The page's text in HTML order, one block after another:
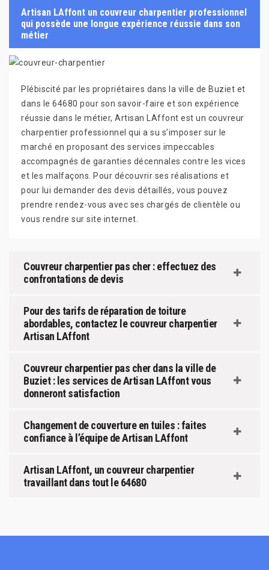
Artisan LAffont un couvreur charpentier professionnel
qui possède une longue expérience réussie dans son
métier
Plébiscité par les propriétaires dans la ville de Buziet et
dans le 64680 pour son savoir-faire et son expérience
réussie dans le métier, Artisan LAffont est un couvreur
charpentier professionnel qui a su s’imposer sur le
marché en proposant des services impeccables
accompagnés de garanties décennales contre les vices
et les malfaçons. Pour découvrir ses réalisations et
pour lui demander des devis détaillés, vous pouvez
prendre rendez-vous avec ses chargés de clientèle ou
vous rendre sur site internet.
Couvreur charpentier pas cher : effectuez des
confrontations de devis
Pour des tarifs de réparation de toiture
abordables, contactez le couvreur charpentier
Artisan LAffont
Couvreur charpentier pas cher dans la ville de
Buziet : les services de Artisan LAffont vous
donneront satisfaction
Changement de couverture en tuiles : faites
confiance à l’équipe de Artisan LAffont
Artisan LAffont, un couvreur charpentier
travaillant dans tout le 64680